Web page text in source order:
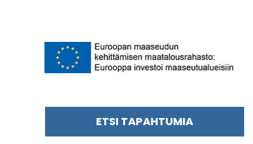
ETSI TAPAHTUMIA